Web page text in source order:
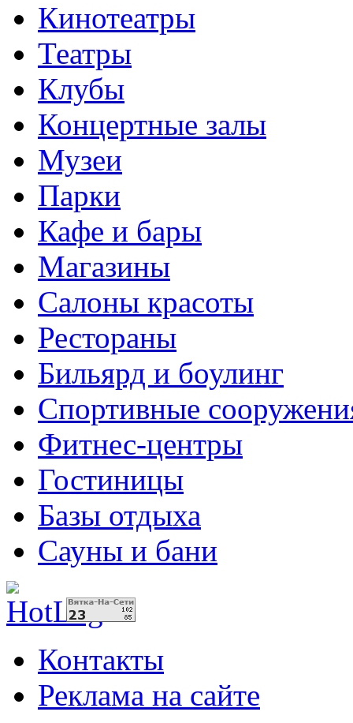
Кинотеатры
Театры
Клубы
Концертные залы
Музеи
Парки
Кафе и бары
Магазины
Салоны красоты
Рестораны
Бильярд и боулинг
Спортивные
Фитнес-центры
Гостиницы
Базы отдыха
Сауны и бани
Контакты
Реклама на сайте